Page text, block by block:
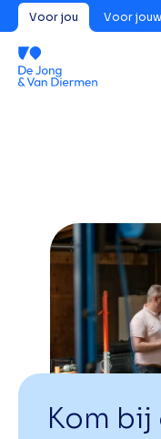
Voor jou Voor
Kom bij